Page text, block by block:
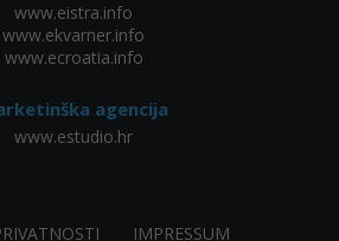
www.eistra.info
www.ekvarner.info
www.ecroatia.info
agencija
www.estudio.hr
IMPRESSUM